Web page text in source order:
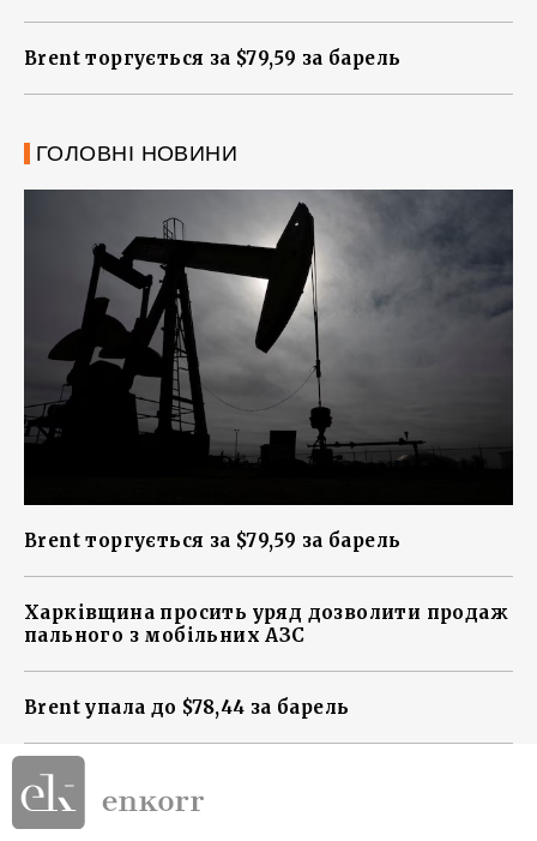
Brent торгується за $79,59 за барель
ГОЛОВНІ НОВИНИ
Brent торгується за $79,59 за барель
Харківщина просить уряд дозволити продаж
пального з мобільних АЗС
Brent упала до $78,44 за барель